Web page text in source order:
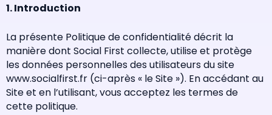
1. Introduction
La présente Politique de confidentialité décrit la
manière dont Social First collecte, utilise et protège
les données personnelles des utilisateurs du site
www.socialfirst.fr (ci-après « le Site »). En accédant au
Site et en l’utilisant, vous acceptez les termes de
cette politique.